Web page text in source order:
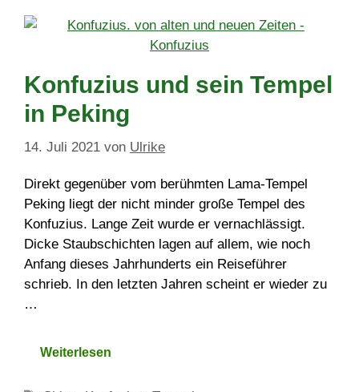
Konfuzius und sein Tempel
in Peking
14. Juli 2021 von Ulrike
Direkt gegenüber vom berühmten Lama-Tempel
Peking liegt der nicht minder große Tempel des
Konfuzius. Lange Zeit wurde er vernachlässigt.
Dicke Staubschichten lagen auf allem, wie noch
Anfang dieses Jahrhunderts ein Reiseführer
schrieb. In den letzten Jahren scheint er wieder zu
…
Weiterlesen